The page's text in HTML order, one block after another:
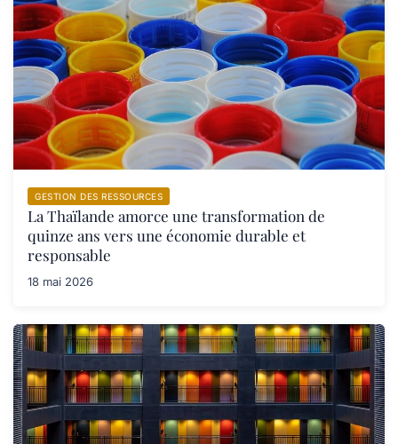
GESTION DES RESSOURCES
La Thaïlande amorce une transformation de
quinze ans vers une économie durable et
responsable
18 mai 2026